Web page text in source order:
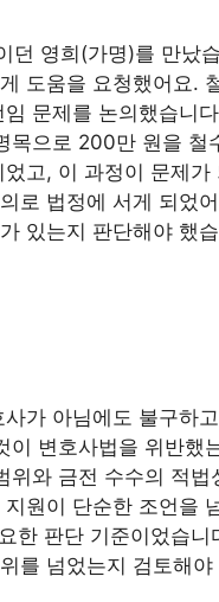
던 영희(가명)를 만났
도움을 요청했어요.
문제를 논의했습니
목으로 200만 원을 철
고, 이 과정이 문제가
로 법정에 서게 되었
있는지 판단해야 했
가 아님에도 불구하
변호사법을 위반했
위와 금전 수수의 적법
원이 단순한 조언을
한 판단 기준이었습니
를 넘었는지 검토해야